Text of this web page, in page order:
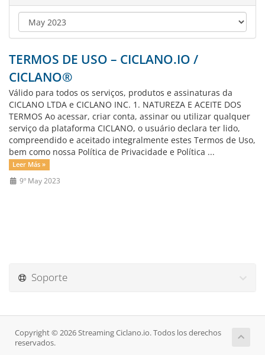
TERMOS DE USO – CICLANO.IO /
CICLANO®
Válido para todos os serviços, produtos e assinaturas da
CICLANO LTDA e CICLANO INC. 1. NATUREZA E ACEITE DOS
TERMOS Ao acessar, criar conta, assinar ou utilizar qualquer
serviço da plataforma CICLANO, o usuário declara ter lido,
compreendido e aceitado integralmente estes Termos de Uso,
bem como nossa Política de Privacidade e Política ...
Leer Más »
9º May 2023
Soporte
Copyright © 2026 Streaming Ciclano.io. Todos los derechos
reservados.